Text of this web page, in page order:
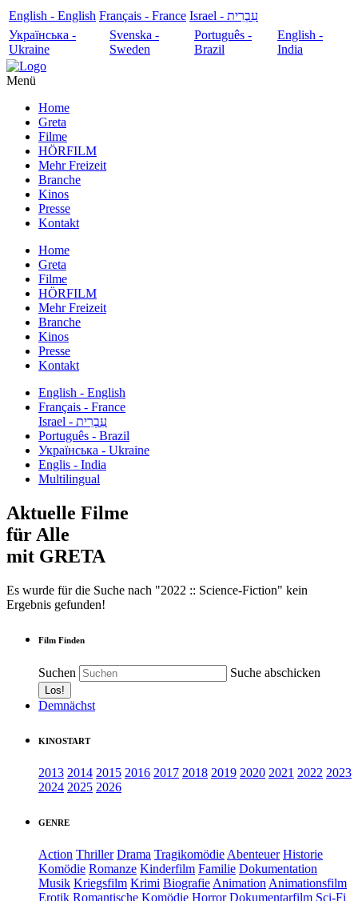
English - English Français - France
עִבְרִית - Israel
Українська -
Ukraine
Svenska -
Sweden
Português -
Brazil
English -
India
Menü
Home
Greta
Filme
HÖRFILM
Mehr Freizeit
Branche
Kinos
Presse
Kontakt
Home
Greta
Filme
HÖRFILM
Mehr Freizeit
Branche
Kinos
Presse
Kontakt
English - English
Français - France
עִבְרִית - Israel
Português - Brazil
Українська - Ukraine
Englis - India
Multilingual
Aktuelle Filme
für Alle
mit GRETA
Es wurde für die Suche nach "2022 :: Science-Fiction" kein
Ergebnis gefunden!
Film Finden
Suchen Suche abschicken
Demnächst
KINOSTART
2013 2014 2015 2016 2017 2018 2019 2020 2021 2022 2023
2024 2025 2026
GENRE
Action Thriller Drama Tragikomödie Abenteuer Historie
Komödie Romanze Kinderfilm Familie Dokumentation
Musik Kriegsfilm Krimi Biografie Animation Animationsfilm
Erotik Romantische Komödie Horror Dokumentarfilm Sci-Fi